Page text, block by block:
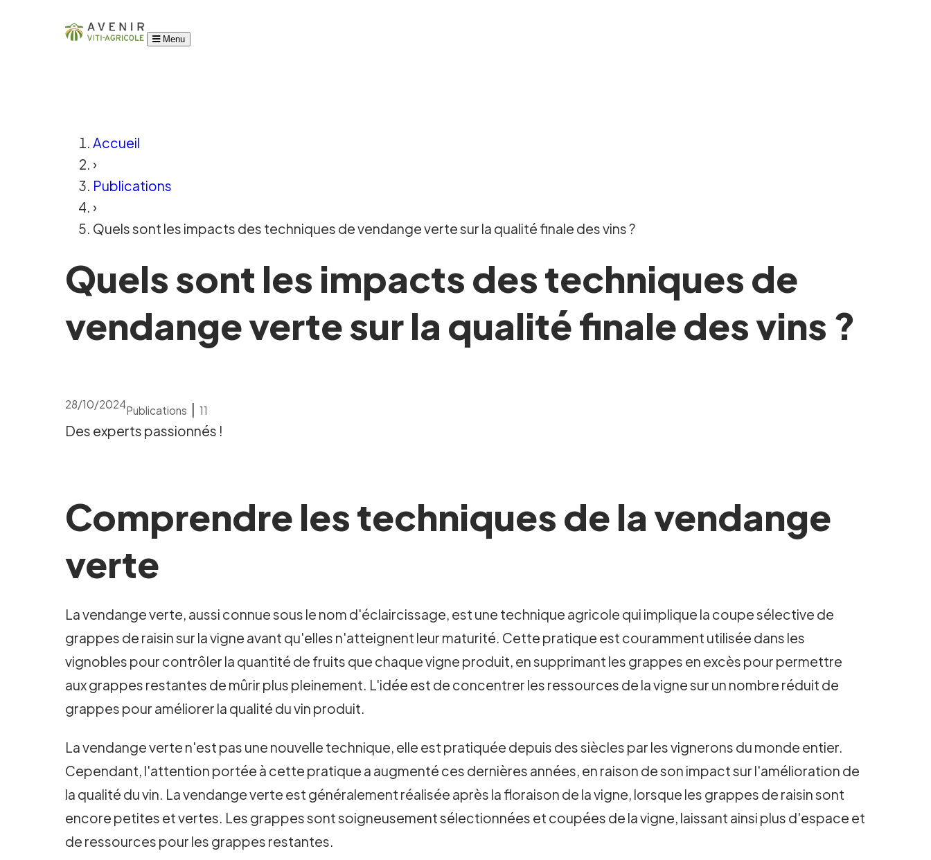
Menu
Accueil
›
Publications
›
Quels sont les impacts des techniques de vendange verte sur la qualité finale des vins ?
Quels sont les impacts des techniques de
vendange verte sur la qualité finale des vins ?
28/10/2024Publications |11
Des experts passionnés !
Comprendre les techniques de la vendange
verte
La vendange verte, aussi connue sous le nom d'éclaircissage, est une technique agricole qui implique la coupe sélective de
grappes de raisin sur la vigne avant qu'elles n'atteignent leur maturité. Cette pratique est couramment utilisée dans les
vignobles pour contrôler la quantité de fruits que chaque vigne produit, en supprimant les grappes en excès pour permettre
aux grappes restantes de mûrir plus pleinement. L'idée est de concentrer les ressources de la vigne sur un nombre réduit de
grappes pour améliorer la qualité du vin produit.
La vendange verte n'est pas une nouvelle technique, elle est pratiquée depuis des siècles par les vignerons du monde entier.
Cependant, l'attention portée à cette pratique a augmenté ces dernières années, en raison de son impact sur l'amélioration de
la qualité du vin. La vendange verte est généralement réalisée après la floraison de la vigne, lorsque les grappes de raisin sont
encore petites et vertes. Les grappes sont soigneusement sélectionnées et coupées de la vigne, laissant ainsi plus d'espace et
de ressources pour les grappes restantes.